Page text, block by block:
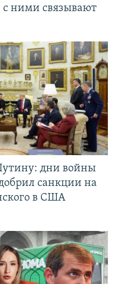
с ними связывают
дни войны
санкции на
в США